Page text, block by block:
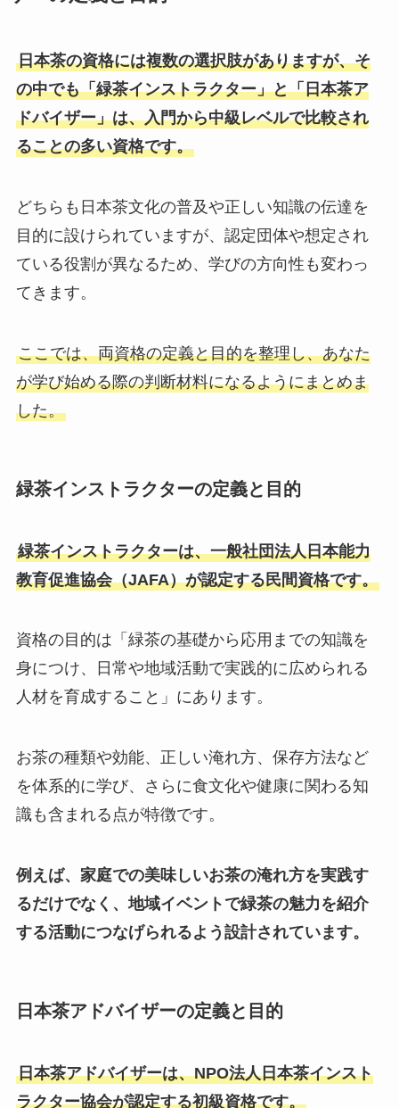
日本茶の資格には複数の選択肢がありますが、そ
の中でも「緑茶インストラクター」と「日本茶ア
ドバイザー」は、入門から中級レベルで比較され
ることの多い資格です。
どちらも日本茶文化の普及や正しい知識の伝達を
目的に設けられていますが、認定団体や想定され
ている役割が異なるため、学びの方向性も変わっ
てきます。
ここでは、両資格の定義と目的を整理し、あなた
が学び始める際の判断材料になるようにまとめま
した。
緑茶インストラクターの定義と目的
緑茶インストラクターは、一般社団法人日本能力
教育促進協会（JAFA）が認定する民間資格です。
資格の目的は「緑茶の基礎から応用までの知識を
身につけ、日常や地域活動で実践的に広められる
人材を育成すること」にあります。
お茶の種類や効能、正しい淹れ方、保存方法など
を体系的に学び、さらに食文化や健康に関わる知
識も含まれる点が特徴です。
例えば、家庭での美味しいお茶の淹れ方を実践す
るだけでなく、地域イベントで緑茶の魅力を紹介
する活動につなげられるよう設計されています。
日本茶アドバイザーの定義と目的
日本茶アドバイザーは、NPO法人日本茶インスト
ラクター協会が認定する初級資格です。